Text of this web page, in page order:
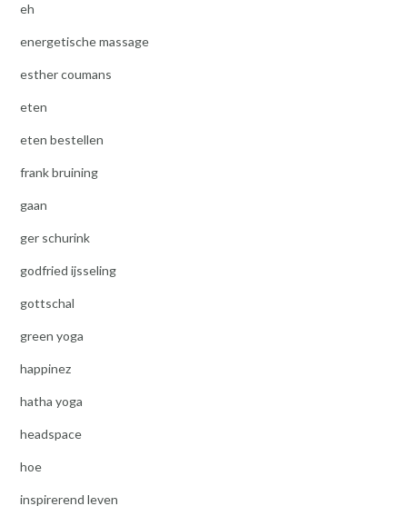
eh
energetische massage
esther coumans
eten
eten bestellen
frank bruining
gaan
ger schurink
godfried ijsseling
gottschal
green yoga
happinez
hatha yoga
headspace
hoe
inspirerend leven